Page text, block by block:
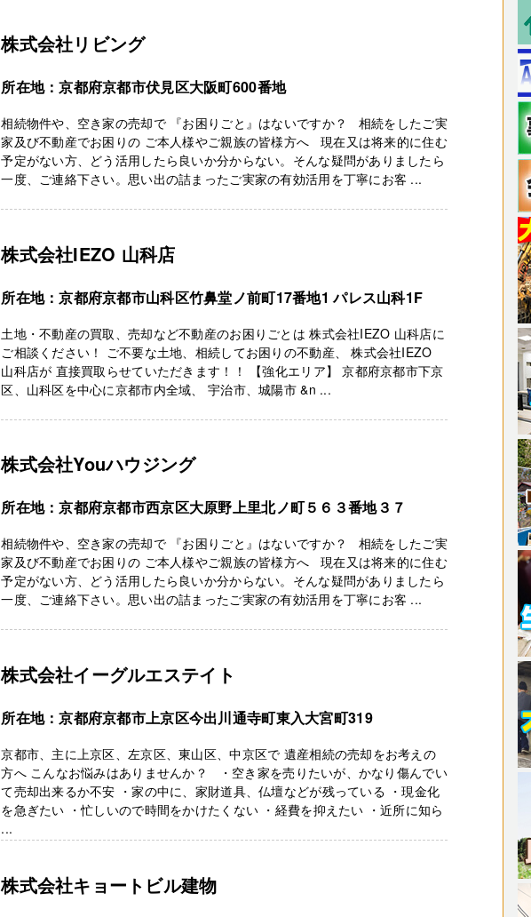
株式会社リビング
所在地：京都府京都市伏見区大阪町600番地
相続物件や、空き家の売却で 『お困りごと』はないですか？ 相続をしたご実
家及び不動産でお困りの ご本人様やご親族の皆様方へ 現在又は将来的に住む
予定がない方、どう活用したら良いか分からない。そんな疑問がありましたら
一度、ご連絡下さい。思い出の詰まったご実家の有効活用を丁寧にお客 ...
株式会社IEZO 山科店
所在地：京都府京都市山科区竹鼻堂ノ前町17番地1 パレス山科1F
土地・不動産の買取、売却など不動産のお困りごとは 株式会社IEZO 山科店に
ご相談ください！ ご不要な土地、相続してお困りの不動産、 株式会社IEZO
山科店が 直接買取らせていただきます！！ 【強化エリア】 京都府京都市下京
区、山科区を中心に京都市内全域、 宇治市、城陽市 &n ...
株式会社Youハウジング
所在地：京都府京都市西京区大原野上里北ノ町５６３番地３７
相続物件や、空き家の売却で 『お困りごと』はないですか？ 相続をしたご実
家及び不動産でお困りの ご本人様やご親族の皆様方へ 現在又は将来的に住む
予定がない方、どう活用したら良いか分からない。そんな疑問がありましたら
一度、ご連絡下さい。思い出の詰まったご実家の有効活用を丁寧にお客 ...
株式会社イーグルエステイト
所在地：京都府京都市上京区今出川通寺町東入大宮町319
京都市、主に上京区、左京区、東山区、中京区で 遺産相続の売却をお考えの
方へ こんなお悩みはありませんか？ ・空き家を売りたいが、かなり傷んでい
て売却出来るか不安 ・家の中に、家財道具、仏壇などが残っている ・現金化
を急ぎたい ・忙しいので時間をかけたくない ・経費を抑えたい ・近所に知ら
...
株式会社キョートビル建物